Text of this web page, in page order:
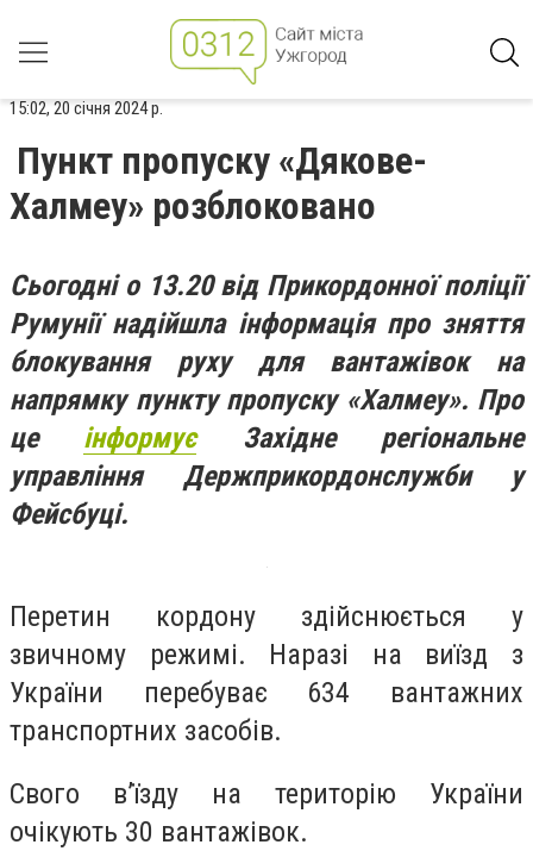
15:02, 20 січня 2024 р.
Пункт пропуску «Дякове-
Халмеу» розблоковано
Сьогодні о 13.20 від Прикордонної поліції
Румунії надійшла інформація про зняття
блокування руху для вантажівок на
напрямку пункту пропуску «Халмеу». Про
це інформуєЗахідне регіональне
управління Держприкордонслужби у
Фейсбуці.
Перетин кордону здійснюється у
звичному режимі. Наразі на виїзд з
України перебуває 634 вантажних
транспортних засобів.
Свого в’їзду на територію України
очікують 30 вантажівок.